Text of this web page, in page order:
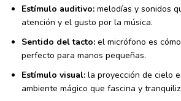
Estímulo auditivo: melodías y sonidos
atención y el gusto por la música.
Sentido del tacto: el micrófono es
perfecto para manos pequeñas.
Estímulo visual: la proyección de cielo
ambiente mágico que fascina y